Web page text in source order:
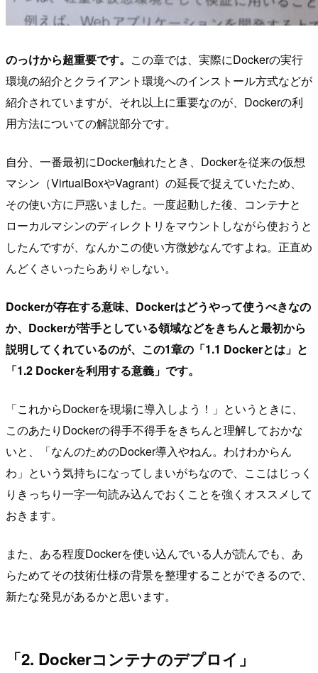
のっけから超重要です。 この章では、実際にDockerの実行
環境の紹介とクライアント環境へのインストール方式などが
紹介されていますが、それ以上に重要なのが、Dockerの利
用方法についての解説部分です。
自分、一番最初にDocker触れたとき、Dockerを従来の仮想
マシン（VirtualBoxやVagrant）の延長で捉えていたため、
その使い方に戸惑いました。一度起動した後、コンテナと
ローカルマシンのディレクトリをマウントしながら使おうと
したんですが、なんかこの使い方微妙なんですよね。正直め
んどくさいったらありゃしない。
Dockerが存在する意味、Dockerはどうやって使うべきなの
か、Dockerが苦手としている領域などをきちんと最初から
説明してくれているのが、この1章の「1.1 Dockerとは」と
「1.2 Dockerを利用する意義」です。
「これからDockerを現場に導入しよう！」というときに、
このあたりDockerの得手不得手をきちんと理解しておかな
いと、「なんのためのDocker導入やねん。わけわからん
わ」という気持ちになってしまいがちなので、ここはじっく
りきっちり一字一句読み込んでおくことを強くオススメして
おきます。
また、ある程度Dockerを使い込んでいる人が読んでも、あ
らためてその技術仕様の背景を整理することができるので、
新たな発見があるかと思います。
「2. Dockerコンテナのデプロイ」